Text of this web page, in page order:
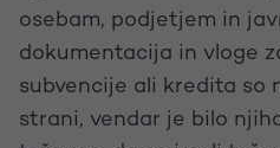
osebam, podjetjem in
dokumentacija in vloge
subvencije ali kredita so
strani, vendar je bilo